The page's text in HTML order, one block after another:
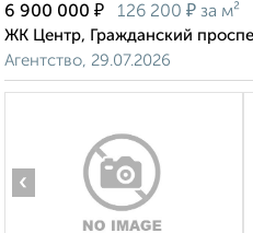
6 900 000 ₽ 126 200 ₽ за м²
ЖК Центр, Гражданский
Агентство, 29.07.2026
‹